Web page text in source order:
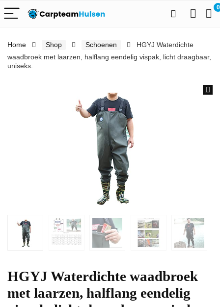
0
Home Shop Schoenen
HGYJ Waterdichte
waadbroek met laarzen, halflang eendelig vispak, licht draagbaar,
uniseks.
HGYJ Waterdichte waadbroek
met laarzen, halflang eendelig